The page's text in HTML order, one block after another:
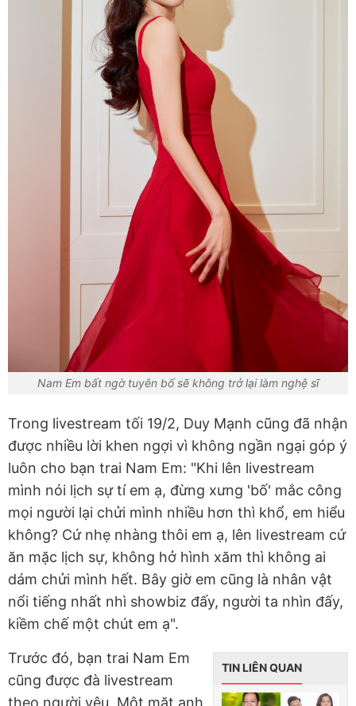
Nam Em bất ngờ tuyên bố sẽ không trở lại làm nghệ sĩ
Trong livestream tối 19/2, Duy Mạnh cũng đã nhận
được nhiều lời khen ngợi vì không ngần ngại góp ý
luôn cho bạn trai Nam Em: "Khi lên livestream
mình nói lịch sự tí em ạ, đừng xưng 'bố' mắc công
mọi người lại chửi mình nhiều hơn thì khổ, em hiểu
không? Cứ nhẹ nhàng thôi em ạ, lên livestream cứ
ăn mặc lịch sự, không hở hình xăm thì không ai
dám chửi mình hết. Bây giờ em cũng là nhân vật
nổi tiếng nhất nhì showbiz đấy, người ta nhìn đấy,
kiềm chế một chút em ạ".
TIN LIÊN QUAN
Trước đó, bạn trai Nam Em
cũng được đà livestream
theo người yêu. Một mặt anh